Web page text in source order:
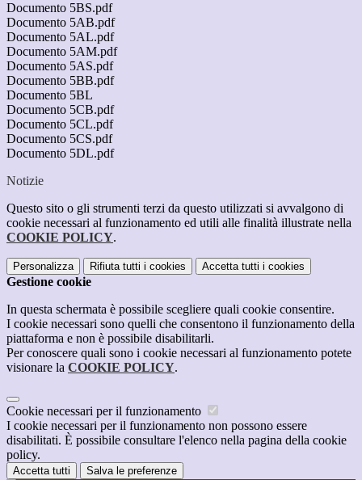
Documento 5BS.pdf
Documento 5AB.pdf
Documento 5AL.pdf
Documento 5AM.pdf
Documento 5AS.pdf
Documento 5BB.pdf
Documento 5BL
Documento 5CB.pdf
Documento 5CL.pdf
Documento 5CS.pdf
Documento 5DL.pdf
Notizie
Questo sito o gli strumenti terzi da questo utilizzati si avvalgono di
cookie necessari al funzionamento ed utili alle finalità illustrate nella
COOKIE POLICY.
Personalizza Rifiuta tutti i cookies Accetta tutti i cookies
Gestione cookie
In questa schermata è possibile scegliere quali cookie consentire.
I cookie necessari sono quelli che consentono il funzionamento della
piattaforma e non è possibile disabilitarli.
Per conoscere quali sono i cookie necessari al funzionamento potete
visionare la COOKIE POLICY.
Cookie necessari per il funzionamento
I cookie necessari per il funzionamento non possono essere
disabilitati. È possibile consultare l'elenco nella pagina della cookie
policy.
Accetta tutti Salva le preferenze